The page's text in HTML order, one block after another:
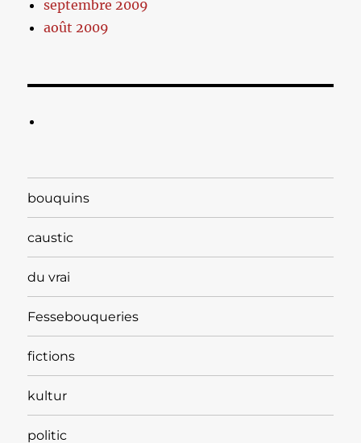
septembre 2009
août 2009
bouquins
caustic
du vrai
Fessebouqueries
fictions
kultur
politic